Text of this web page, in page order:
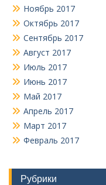
Ноябрь 2017
Октябрь 2017
Сентябрь 2017
Август 2017
Июль 2017
Июнь 2017
Май 2017
Апрель 2017
Март 2017
Февраль 2017
Рубрики